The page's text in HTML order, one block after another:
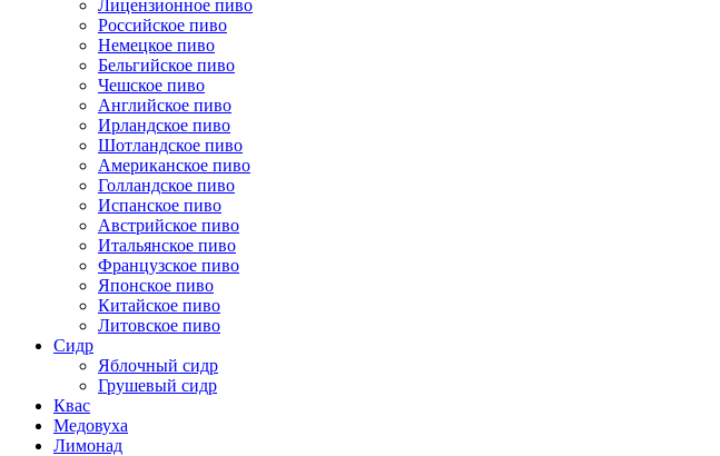
Лицензионное пиво
Российское пиво
Немецкое пиво
Бельгийское пиво
Чешское пиво
Английское пиво
Ирландское пиво
Шотландское пиво
Американское пиво
Голландское пиво
Испанское пиво
Австрийское пиво
Итальянское пиво
Французское пиво
Японское пиво
Китайское пиво
Литовское пиво
Сидр
Яблочный сидр
Грушевый сидр
Квас
Медовуха
Лимонад